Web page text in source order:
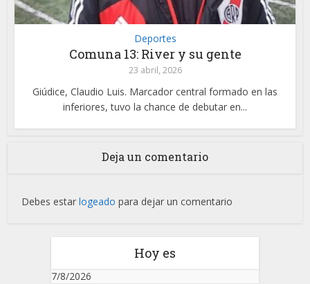
Deportes
Comuna 13: River y su gente
23 abril, 2026
Giúdice, Claudio Luis. Marcador central formado en las
inferiores, tuvo la chance de debutar en...
Deja un comentario
Debes estarlogeado para dejar un comentario
Hoy es
7/8/2026